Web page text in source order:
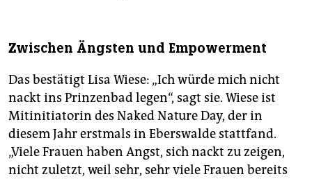
Zwischen Ängsten und Empowerment
Das bestätigt Lisa Wiese: „Ich würde mich nicht
nackt ins Prinzenbad legen“, sagt sie. Wiese ist
Mitinitiatorin des Naked Nature Day, der in
diesem Jahr erstmals in Eberswalde stattfand.
„Viele Frauen haben Angst, sich nackt zu zeigen,
nicht zuletzt, weil sehr, sehr viele Frauen bereits